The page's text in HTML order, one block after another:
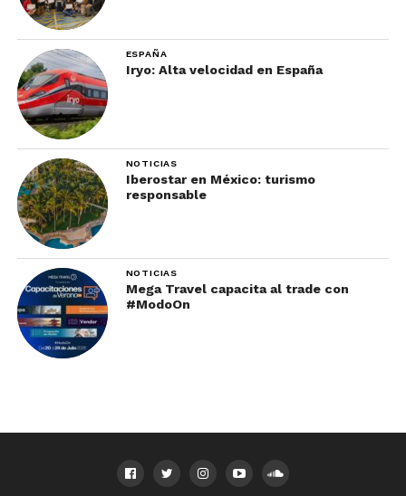
ESPAÑA
Iryo: Alta velocidad en España
NOTICIAS
Iberostar en México: turismo
responsable
NOTICIAS
Mega Travel capacita al trade con
#ModoOn